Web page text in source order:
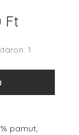
FtAkciós
1
pamut,